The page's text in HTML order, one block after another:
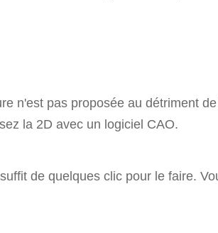
n'est pas proposée au détriment
la 2D avec un logiciel CAO.
de quelques clic pour le faire.